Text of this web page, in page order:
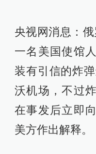
央视网消息：
一名美国使馆
装有引信的炸
沃机场，不过
在事发后立即
美方作出解释。